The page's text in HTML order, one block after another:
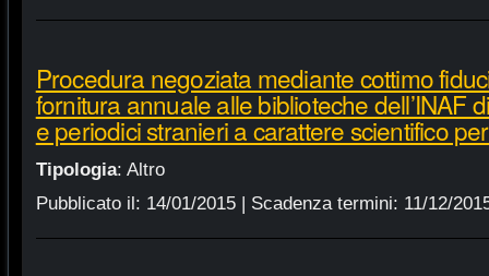
Procedura negoziata mediante cottimo
fornitura annuale alle biblioteche dell’INAF
e periodici stranieri a carattere scientifico
Tipologia: Altro
Pubblicato il: 14/01/2015| Scadenza termini: 11/12/